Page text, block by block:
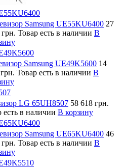
Samsung UE55KU6400 27
Товар есть в наличии В
Samsung UE49K5600 14
Товар есть в наличии В
LG 65UH8507 58 618 грн.
есть в наличии В корзину
Samsung UE65KU6400 46
Товар есть в наличии В